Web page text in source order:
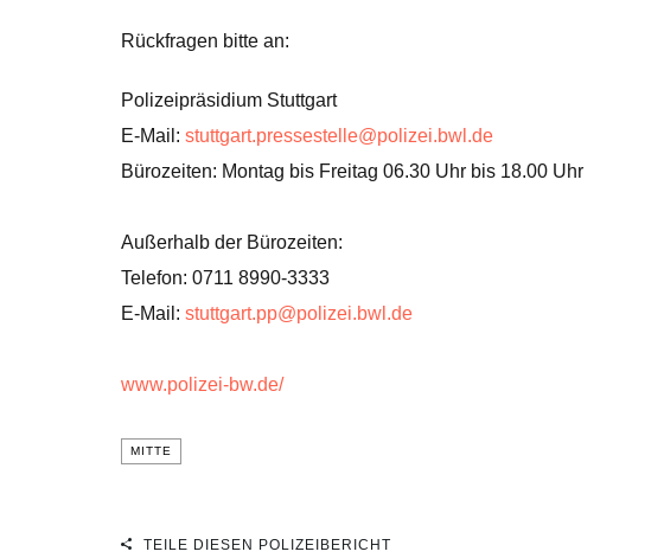
Rückfragen bitte an:
Polizeipräsidium Stuttgart
E-Mail: stuttgart.pressestelle@polizei.bwl.de
Bürozeiten: Montag bis Freitag 06.30 Uhr bis 18.00 Uhr
Außerhalb der Bürozeiten:
Telefon: 0711 8990-3333
E-Mail: stuttgart.pp@polizei.bwl.de
www.polizei-bw.de/
MITTE
TEILE DIESEN POLIZEIBERICHT